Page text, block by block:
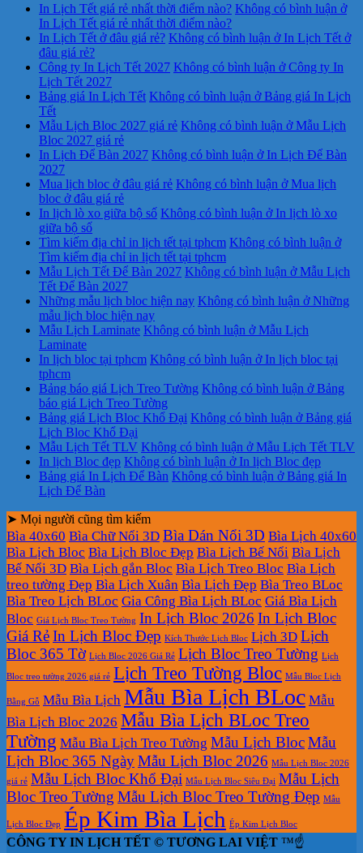
In Lịch Tết giá rẻ nhất thời điểm nào? Không có bình luận ở
In Lịch Tết giá rẻ nhất thời điểm nào?
In Lịch Tết ở đâu giá rẻ? Không có bình luận ở In Lịch Tết ở
đâu giá rẻ?
Công ty In Lịch Tết 2027 Không có bình luận ở Công ty In
Lịch Tết 2027
Bảng giá In Lịch Tết Không có bình luận ở Bảng giá In Lịch
Tết
Mẫu Lịch Bloc 2027 giá rẻ Không có bình luận ở Mẫu Lịch
Bloc 2027 giá rẻ
In Lịch Để Bàn 2027 Không có bình luận ở In Lịch Để Bàn
2027
Mua lịch bloc ở đâu giá rẻ Không có bình luận ở Mua lịch
bloc ở đâu giá rẻ
In lịch lò xo giữa bộ số Không có bình luận ở In lịch lò xo
giữa bộ số
Tìm kiếm địa chỉ in lịch tết tại tphcm Không có bình luận ở
Tìm kiếm địa chỉ in lịch tết tại tphcm
Mẫu Lịch Tết Để Bàn 2027 Không có bình luận ở Mẫu Lịch
Tết Để Bàn 2027
Những mẫu lịch bloc hiện nay Không có bình luận ở Những
mẫu lịch bloc hiện nay
Mẫu Lịch Laminate Không có bình luận ở Mẫu Lịch
Laminate
In lịch bloc tại tphcm Không có bình luận ở In lịch bloc tại
tphcm
Bảng báo giá Lịch Treo Tường Không có bình luận ở Bảng
báo giá Lịch Treo Tường
Bảng giá Lịch Bloc Khổ Đại Không có bình luận ở Bảng giá
Lịch Bloc Khổ Đại
Mẫu Lịch Tết TLV Không có bình luận ở Mẫu Lịch Tết TLV
In lịch Bloc đẹp Không có bình luận ở In lịch Bloc đẹp
Bảng giá In Lịch Để Bàn Không có bình luận ở Bảng giá In
Lịch Để Bàn
➤ Mọi người cũng tìm kiếm
Bìa 40x60 Bìa Chữ Nổi 3D Bìa Dán Nổi 3D Bìa Lịch 40x60
Bìa Lịch Bloc Bìa Lịch Bloc Đẹp Bìa Lịch Bế Nổi Bìa Lịch
Bế Nổi 3D Bìa Lịch gắn Bloc Bìa Lịch Treo Bloc Bìa Lịch
treo tường Đẹp Bìa Lịch Xuân Bìa Lịch Đẹp Bìa Treo BLoc
Bìa Treo Lịch BLoc Gia Công Bìa Lịch BLoc Giá Bìa Lịch
Bloc Giá Lịch Bloc Treo Tường In Lịch Bloc 2026 In Lịch Bloc
Giá RẻIn Lịch Bloc Đẹp Kích Thước Lịch Bloc Lịch 3D Lịch
Bloc 365 Tờ Lịch Bloc 2026 Giá Rẻ Lịch Bloc Treo Tường Lịch
Bloc treo tường 2026 giá rẻ Lịch Treo Tường Bloc Mẫu Bloc Lịch
Bằng Gỗ Mẫu Bìa Lịch Mẫu Bìa Lịch BLoc Mẫu
Bìa Lịch Bloc 2026 Mẫu Bìa Lịch BLoc Treo
Tường Mẫu Bìa Lịch Treo Tường Mẫu Lịch BlocMẫu
Lịch Bloc 365 NgàyMẫu Lịch Bloc 2026 Mẫu Lịch Bloc 2026
giá rẻ Mẫu Lịch Bloc Khổ Đại Mẫu Lịch Bloc Siêu Đại Mẫu Lịch
Bloc Treo Tường Mẫu Lịch Bloc Treo Tường Đẹp Mẫu
Lịch Bloc Đẹp Ép Kim Bìa Lịch Ép Kim Lịch Bloc
CÔNG TY IN LỊCH TẾT © TƯƠNG LAI VIỆT ™☝️